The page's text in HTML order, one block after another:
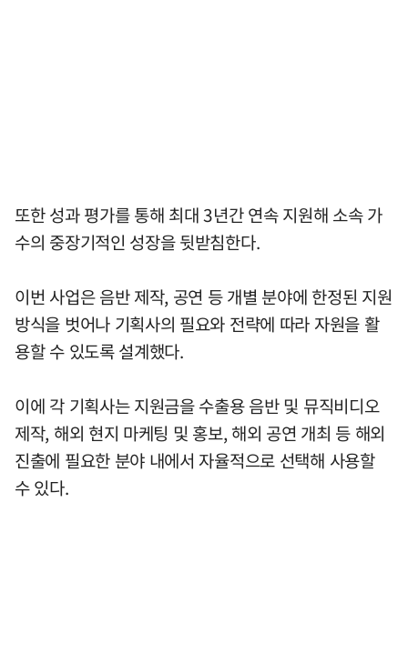
또한 성과 평가를 통해 최대 3년간 연속 지원해 소속 가
수의 중장기적인 성장을 뒷받침한다.
이번 사업은 음반 제작, 공연 등 개별 분야에 한정된 지원
방식을 벗어나 기획사의 필요와 전략에 따라 자원을 활
용할 수 있도록 설계했다.
이에 각 기획사는 지원금을 수출용 음반 및 뮤직비디오
제작, 해외 현지 마케팅 및 홍보, 해외 공연 개최 등 해외
진출에 필요한 분야 내에서 자율적으로 선택해 사용할
수 있다.